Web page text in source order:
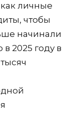
личные
чтобы
начинали
2025 году в